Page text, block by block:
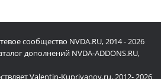
сообщество NVDA.RU, 2014 - 2026
дополнений NVDA-ADDONS.RU,
Valentin-Kupriyanov.ru, 2012- 2026